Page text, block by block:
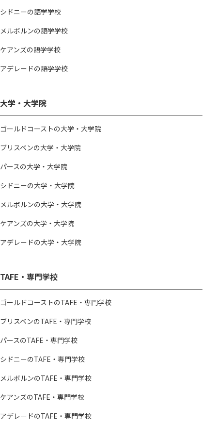
シドニーの語学学校
メルボルンの語学学校
ケアンズの語学学校
アデレードの語学学校
大学・大学院
ゴールドコーストの大学・大学院
ブリスベンの大学・大学院
パースの大学・大学院
シドニーの大学・大学院
メルボルンの大学・大学院
ケアンズの大学・大学院
アデレードの大学・大学院
TAFE・専門学校
ゴールドコーストのTAFE・専門学校
ブリスベンのTAFE・専門学校
パースのTAFE・専門学校
シドニーのTAFE・専門学校
メルボルンのTAFE・専門学校
ケアンズのTAFE・専門学校
アデレードのTAFE・専門学校